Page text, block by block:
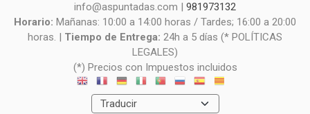
info@aspuntadas.com | 981973132
Horario: Mañanas: 10:00 a 14:00 horas / Tardes; 16:00 a 20:00
horas. | Tiempo de Entrega: 24h a 5 días (* POLÍTICAS
LEGALES)
(*) Precios con Impuestos incluidos